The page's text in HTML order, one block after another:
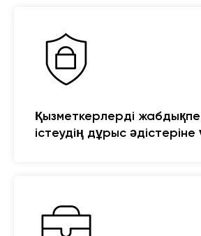
Қызметкерлерді
істеудің дұрыс